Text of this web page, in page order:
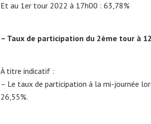
Et au 1er tour 2022 à 17h00 : 63,78%
– Taux de participation du 2ème tour à
À titre indicatif :
– Le taux de participation à la mi-journée
26,55%.